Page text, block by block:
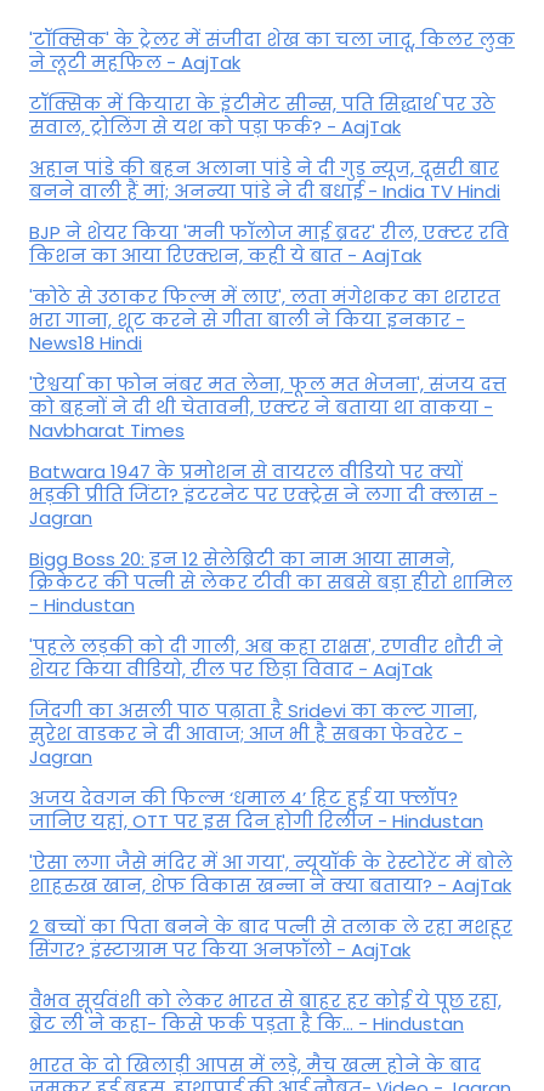
'टॉक्सिक' के ट्रेलर में संजीदा शेख का चला जादू, किलर लुक
ने लूटी महफिल - AajTak
टॉक्सिक में कियारा के इंटीमेट सीन्स, पति सिद्धार्थ पर उठे
सवाल, ट्रोलिंग से यश को पड़ा फर्क? - AajTak
अहान पांडे की बहन अलाना पांडे ने दी गुड न्यूज, दूसरी बार
बनने वाली हैं मां; अनन्या पांडे ने दी बधाई - India TV Hindi
BJP ने शेयर किया 'मनी फॉलोज माई ब्रदर' रील, एक्टर रवि
किशन का आया रिएक्शन, कही ये बात - AajTak
'कोठे से उठाकर फिल्म में लाए', लता मंगेशकर का शरारत
भरा गाना, शूट करने से गीता बाली ने किया इनकार -
News18 Hindi
'ऐश्वर्या का फोन नंबर मत लेना, फूल मत भेजना', संजय दत्त
को बहनों ने दी थी चेतावनी, एक्टर ने बताया था वाकया -
Navbharat Times
Batwara 1947 के प्रमोशन से वायरल वीडियो पर क्यों
भड़की प्रीति जिंटा? इंटरनेट पर एक्ट्रेस ने लगा दी क्लास -
Jagran
Bigg Boss 20: इन 12 सेलेब्रिटी का नाम आया सामने,
क्रिकेटर की पत्नी से लेकर टीवी का सबसे बड़ा हीरो शामिल
- Hindustan
'पहले लड़की को दी गाली, अब कहा राक्षस', रणवीर शौरी ने
शेयर किया वीडियो, रील पर छिड़ा विवाद - AajTak
जिंदगी का असली पाठ पढ़ाता है Sridevi का कल्ट गाना,
सुरेश वाडकर ने दी आवाज; आज भी है सबका फेवरेट -
Jagran
अजय देवगन की फिल्म ‘धमाल 4’ हिट हुई या फ्लॉप?
जानिए यहां, OTT पर इस दिन होगी रिलीज - Hindustan
'ऐसा लगा जैसे मंदिर में आ गया', न्यूयॉर्क के रेस्टोरेंट में बोले
शाहरुख खान, शेफ विकास खन्ना ने क्या बताया? - AajTak
2 बच्चों का पिता बनने के बाद पत्नी से तलाक ले रहा मशहूर
सिंगर? इंस्टाग्राम पर किया अनफॉलो - AajTak
वैभव सूर्यवंशी को लेकर भारत से बाहर हर कोई ये पूछ रहा,
ब्रेट ली ने कहा- किसे फर्क पड़ता है कि… - Hindustan
भारत के दो खिलाड़ी आपस में लड़े, मैच खत्म होने के बाद